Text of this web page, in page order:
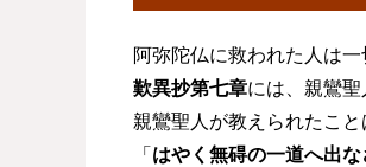
阿弥陀仏に救われた人は
歎異抄第七章には、親鸞
親鸞聖人が教えられたこと
「 はやく無碍の一道へ出な